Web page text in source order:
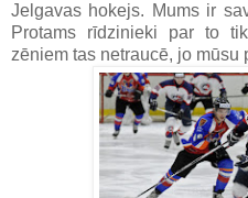
Jelgavas hokejs. Mums ir
Protams rīdzinieki par to
zēniem tas netraucē, jo mūsu